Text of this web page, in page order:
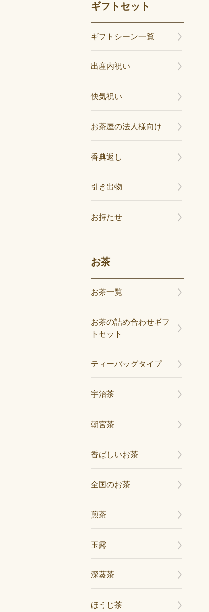
ギフトセット
ギフトシーン一覧
出産内祝い
快気祝い
お茶屋の法人様向け
香典返し
引き出物
お持たせ
お茶
お茶一覧
お茶の詰め合わせギフ
トセット
ティーバッグタイプ
宇治茶
朝宮茶
香ばしいお茶
全国のお茶
煎茶
玉露
深蒸茶
ほうじ茶